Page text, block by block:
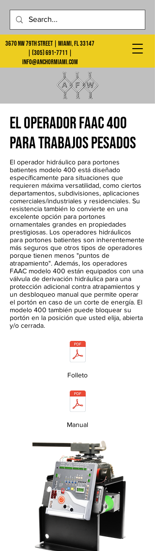
3670 NW 79th Street | Miami, FL 33147
(305) 691-7711
info@anchormiami.com
El operador FAAC 400
para trabajos pesados
El operador hidráulico para portones
batientes modelo 400 está diseñado
específicamente para situaciones que
requieren máxima versatilidad, como ciertos
departamentos, subdivisiones, aplicaciones
comerciales/industriales y residenciales. Su
resistencia también lo convierte en una
excelente opción para portones
ornamentales grandes en propiedades
prestigiosas. Los operadores hidráulicos
para portones batientes son inherentemente
más seguros que otros tipos de operadores
porque tienen menos "puntos de
atrapamiento". Además, los operadores
FAAC modelo 400 están equipados con una
válvula de derivación hidráulica para una
protección adicional contra atrapamientos y
un desbloqueo manual que permite operar
el portón en caso de un corte de energía. El
modelo 400 también puede bloquear su
portón en la posición que usted elija, abierta
y/o cerrada.
Folleto
Manual